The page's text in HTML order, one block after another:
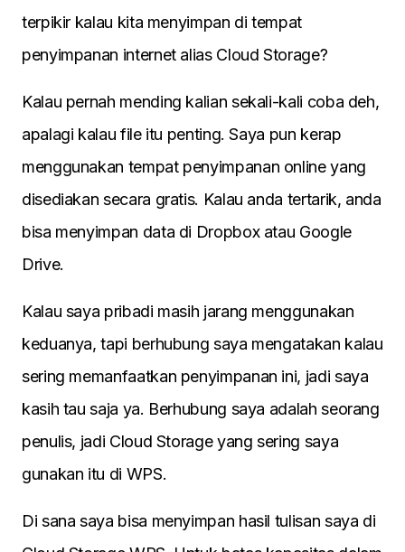
terpikir kalau kita menyimpan di tempat
penyimpanan internet alias Cloud Storage?
Kalau pernah mending kalian sekali-kali coba deh,
apalagi kalau file itu penting. Saya pun kerap
menggunakan tempat penyimpanan online yang
disediakan secara gratis. Kalau anda tertarik, anda
bisa menyimpan data di Dropbox atau Google
Drive.
Kalau saya pribadi masih jarang menggunakan
keduanya, tapi berhubung saya mengatakan kalau
sering memanfaatkan penyimpanan ini, jadi saya
kasih tau saja ya. Berhubung saya adalah seorang
penulis, jadi Cloud Storage yang sering saya
gunakan itu di WPS.
Di sana saya bisa menyimpan hasil tulisan saya di